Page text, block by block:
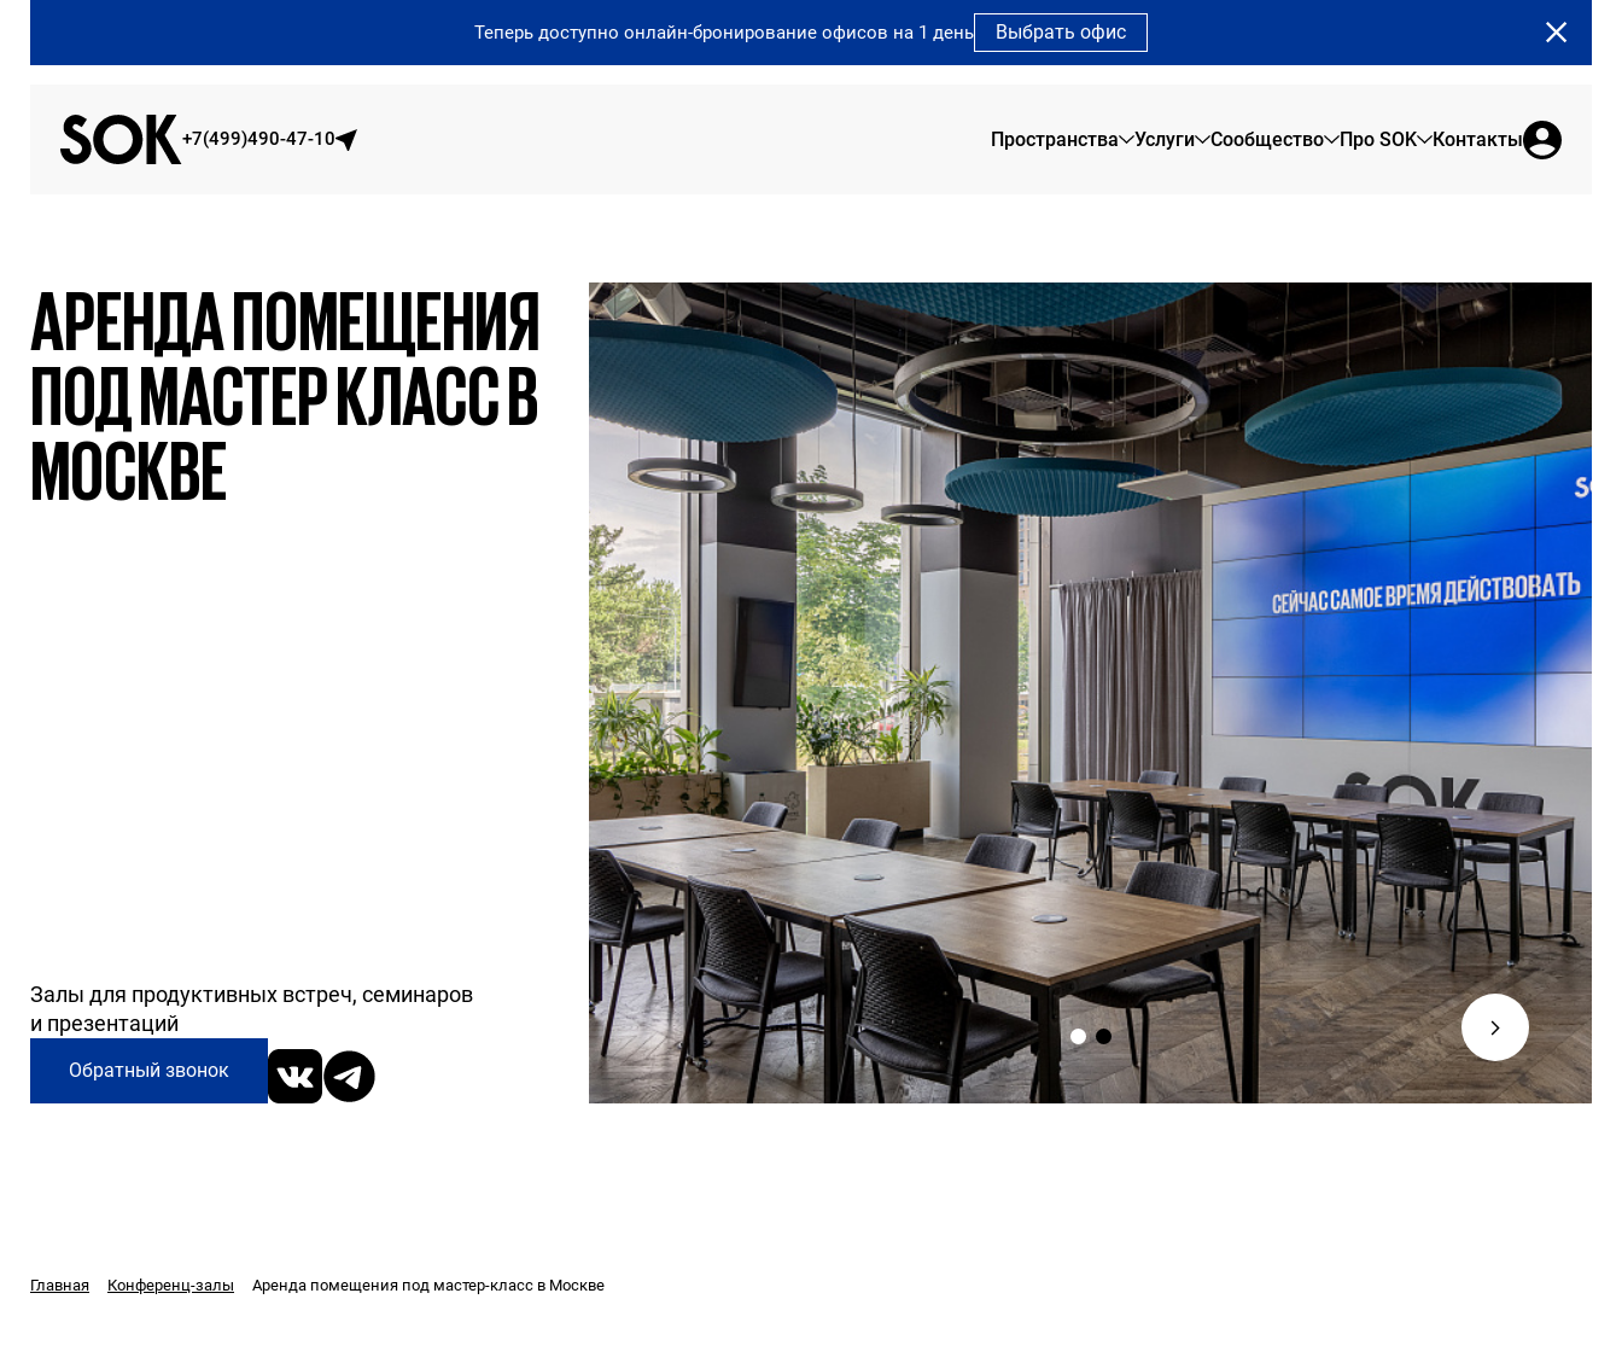
Теперь доступно онлайн-бронирование офисов на 1 день Выбрать офис
+7(499)490-47-10 Пространства
SOK Сады Пекина
SOK Рыбаков Тауэр
SOK Сити
SOK Арена Парк
Услуги
Сервисные офисы
Офис на 1 день
Коворкинг
Переговорные
Конференц-зал
Мероприятия SOK
Акции в SOK
Сообщество
Сообщество SOK
Программа лояльности
Сотрудникам
Про SOK
Брендовая продукция
Отзывы резидентов
Журнал SOK
Контакты
АРЕНДА ПОМЕЩЕНИЯ
ПОД МАСТЕР КЛАСС В
МОСКВЕ
Залы для продуктивных встреч, семинаров
и презентаций
Обратный звонок
Главная Конференц-залы Аренда помещения под мастер-класс в Москве